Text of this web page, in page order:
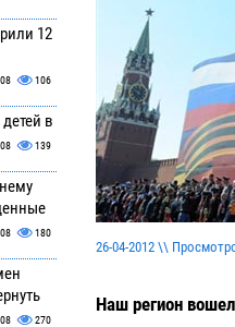
12
106
в
139
180
270
26-04-2012 \\
Наш регион